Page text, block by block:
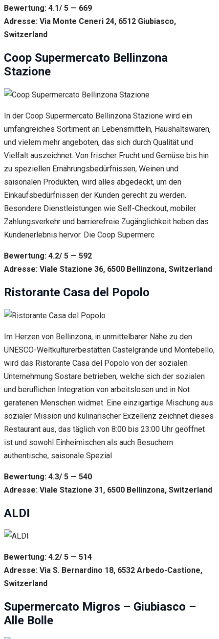
Bewertung: 4.1/ 5 — 669
Adresse: Via Monte Ceneri 24, 6512 Giubiasco,
Switzerland
Coop Supermercato Bellinzona
Stazione
In der Coop Supermercato Bellinzona Stazione wird ein
umfangreiches Sortiment an Lebensmitteln, Haushaltswaren,
und vielem mehr angeboten, das sich durch Qualität und
Vielfalt auszeichnet. Von frischer Frucht und Gemüse bis hin
zu speziellen Ernährungsbedürfnissen, Weinen und
saisonalen Produkten, wird alles abgedeckt, um den
Einkaufsbedürfnissen der Kunden gerecht zu werden.
Besondere Dienstleistungen wie Self-Checkout, mobiler
Zahlungsverkehr und barrierefreie Zugänglichkeit heben das
Kundenerlebnis hervor. Die Coop Supermerc
Bewertung: 4.2/ 5 — 592
Adresse: Viale Stazione 36, 6500 Bellinzona, Switzerland
Ristorante Casa del Popolo
Im Herzen von Bellinzona, in unmittelbarer Nähe zu den
UNESCO-Weltkulturerbestätten Castelgrande und Montebello,
wird das Ristorante Casa del Popolo von der sozialen
Unternehmung Sostare betrieben, welche sich der sozialen
und beruflichen Integration von arbeitslosen und in Not
geratenen Menschen widmet. Eine einzigartige Mischung aus
sozialer Mission und kulinarischer Exzellenz zeichnet dieses
Restaurant aus, das täglich von 8:00 bis 23:00 Uhr geöffnet
ist und sowohl Einheimischen als auch Besuchern
authentische, saisonale Spezial
Bewertung: 4.3/ 5 — 540
Adresse: Viale Stazione 31, 6500 Bellinzona, Switzerland
ALDI
Bewertung: 4.2/ 5 — 514
Adresse: Via S. Bernardino 18, 6532 Arbedo-Castione,
Switzerland
Supermercato Migros – Giubiasco –
Alle Bolle